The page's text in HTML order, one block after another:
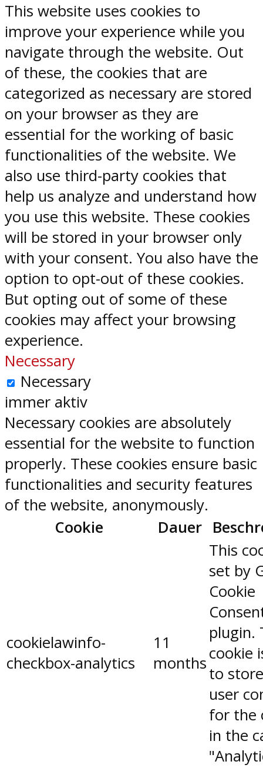
This website uses cookies to
improve your experience while you
navigate through the website. Out
of these, the cookies that are
categorized as necessary are stored
on your browser as they are
essential for the working of basic
functionalities of the website. We
also use third-party cookies that
help us analyze and understand how
you use this website. These cookies
will be stored in your browser only
with your consent. You also have the
option to opt-out of these cookies.
But opting out of some of these
cookies may affect your browsing
experience.
Necessary
Necessary
immer aktiv
Necessary cookies are absolutely
essential for the website to function
properly. These cookies ensure basic
functionalities and security features
of the website, anonymously.
Cookie
Dauer
cookielawinfo-
checkbox-analytics
11
months
This
set by
Cookie
plugin.
cookie
to
user
for the
in the